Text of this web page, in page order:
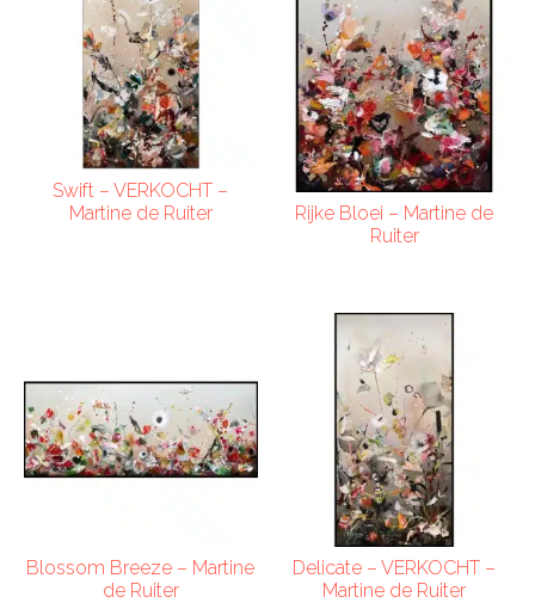
Swift – VERKOCHT –
Martine de Ruiter
Rijke Bloei – Martine de
Ruiter
Blossom Breeze – Martine
de Ruiter
Delicate – VERKOCHT –
Martine de Ruiter